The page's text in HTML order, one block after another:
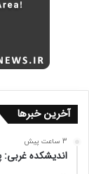
آخرین خبرها
3 ساعت پیش
اندیشکده غربی: